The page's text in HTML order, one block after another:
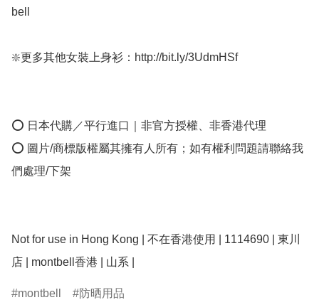
bell
❇️更多其他女裝上身衫：http://bit.ly/3UdmHSf
⭕ 日本代購／平行進口｜非官方授權、非香港代理
⭕ 圖片/商標版權屬其擁有人所有；如有權利問題請聯絡我
們處理/下架
Not for use in Hong Kong | 不在香港使用 | 1114690 | 東川
montbell 防晒用品